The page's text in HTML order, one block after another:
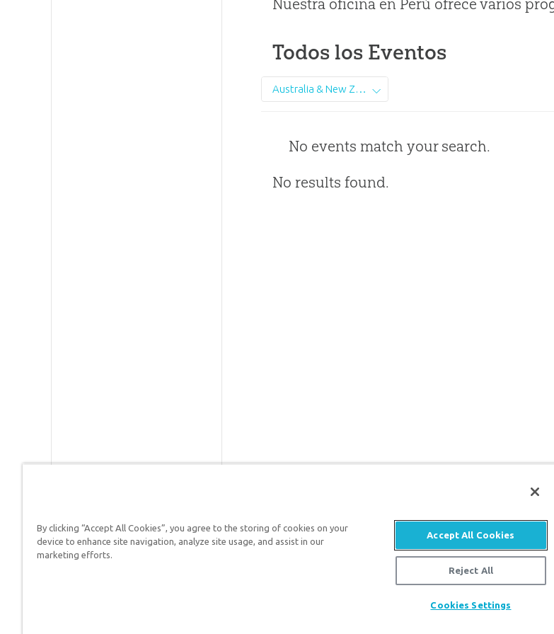
Nuestra oficina en Perú ofrece varios
Todos los Eventos
Australia & New Zealand
No events match your search.
No results found.
Respuestas en Génesis es un ministerio de apologética, dedicado a ayudar a los
defender su fe y proclamar el evangelio de Jesucristo.
Available
By clicking “Accept All Cookies”, you agree to the storing of cookies on your
device to enhance site navigation, analyze site usage, and assist in our
marketing efforts.
Accept All Cookies
Reject All
Cookies Settings